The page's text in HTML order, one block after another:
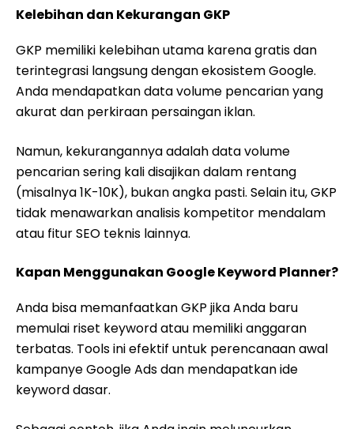
Kelebihan dan Kekurangan GKP
GKP memiliki kelebihan utama karena gratis dan
terintegrasi langsung dengan ekosistem Google.
Anda mendapatkan data volume pencarian yang
akurat dan perkiraan persaingan iklan.
Namun, kekurangannya adalah data volume
pencarian sering kali disajikan dalam rentang
(misalnya 1K-10K), bukan angka pasti. Selain itu, GKP
tidak menawarkan analisis kompetitor mendalam
atau fitur SEO teknis lainnya.
Kapan Menggunakan Google Keyword Planner?
Anda bisa memanfaatkan GKP jika Anda baru
memulai riset keyword atau memiliki anggaran
terbatas. Tools ini efektif untuk perencanaan awal
kampanye Google Ads dan mendapatkan ide
keyword dasar.